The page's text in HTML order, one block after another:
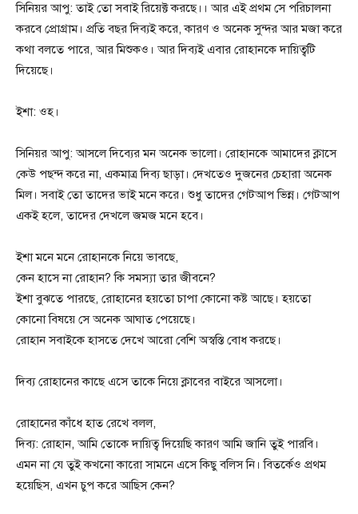
সিনিয়র আপু: তাই তো সবাই রিয়েক্ট করছে।। আর এই প্রথম সে পরিচালনা
করবে প্রোগ্রাম। প্রতি বছর দিব্যই করে, কারণ ও অনেক সুন্দর আর মজা করে
কথা বলতে পারে, আর মিশুকও। আর দিব্যই এবার রোহানকে দায়িত্বটি
দিয়েছে।
ইশা: ওহ।
সিনিয়র আপু: আসলে দিব্যের মন অনেক ভালো। রোহানকে আমাদের ক্লাসে
কেউ পছন্দ করে না, একমাত্র দিব্য ছাড়া। দেখতেও দুজনের চেহারা অনেক
মিল। সবাই তো তাদের ভাই মনে করে। শুধু তাদের গেটআপ ভিন্ন। গেটআপ
একই হলে, তাদের দেখলে জমজ মনে হবে।
ইশা মনে মনে রোহানকে নিয়ে ভাবছে,
কেন হাসে না রোহান? কি সমস্যা তার জীবনে?
ইশা বুঝতে পারছে, রোহানের হয়তো চাপা কোনো কষ্ট আছে। হয়তো
কোনো বিষয়ে সে অনেক আঘাত পেয়েছে।
রোহান সবাইকে হাসতে দেখে আরো বেশি অস্বস্তি বোধ করছে।
দিব্য রোহানের কাছে এসে তাকে নিয়ে ক্লাবের বাইরে আসলো।
রোহানের কাঁধে হাত রেখে বলল,
দিব্য: রোহান, আমি তোকে দায়িত্ব দিয়েছি কারণ আমি জানি তুই পারবি।
এমন না যে তুই কখনো কারো সামনে এসে কিছু বলিস নি। বিতর্কেও প্রথম
হয়েছিস, এখন চুপ করে আছিস কেন?